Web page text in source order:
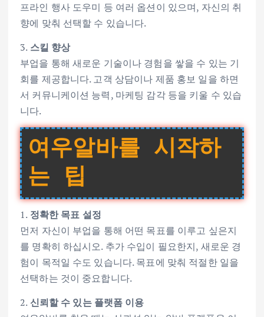
프라인 행사 도우미 등 여러 옵션이 있으며, 자신의 취
향에 맞춰 선택할 수 있습니다.
3. 스킬 향상
부업을 통해 새로운 기술이나 경험을 쌓을 수 있는 기
회를 제공합니다. 고객 상담이나 제품 홍보 일을 하면
서 커뮤니케이션 능력, 마케팅 감각 등을 키울 수 있습
니다.
여우알바를 시작하
는 팁
1. 정확한 목표 설정
먼저 자신이 부업을 통해 어떤 목표를 이루고 싶은지
를 명확히 하십시오. 추가 수입이 필요한지, 새로운 경
험이 목적일 수도 있습니다. 목표에 맞춰 적절한 일을
선택하는 것이 중요합니다.
2. 신뢰할 수 있는 플랫폼 이용